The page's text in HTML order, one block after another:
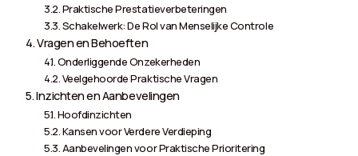
Praktische Prestatieverbeteringen
Schakelwerk: De Rol van Menselijke Controle
Vragen en Behoeften
Onderliggende Onzekerheden
Veelgehoorde Praktische Vragen
Inzichten en Aanbevelingen
Hoofdinzichten
Kansen voor Verdere Verdieping
Aanbevelingen voor Praktische Prioritering